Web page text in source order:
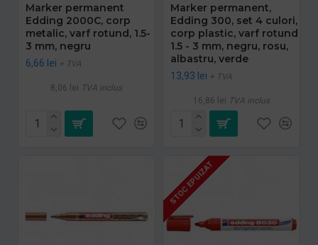
Marker permanent
Edding 2000C, corp
metalic, varf rotund, 1.5-
3 mm, negru
6,66 lei + TVA
8,06 lei TVA inclus
Marker permanent,
Edding 300, set 4 culori,
corp plastic, varf rotund
1.5 - 3 mm, negru, rosu,
albastru, verde
13,93 lei + TVA
16,86 lei TVA inclus
STOC EPUIZAT